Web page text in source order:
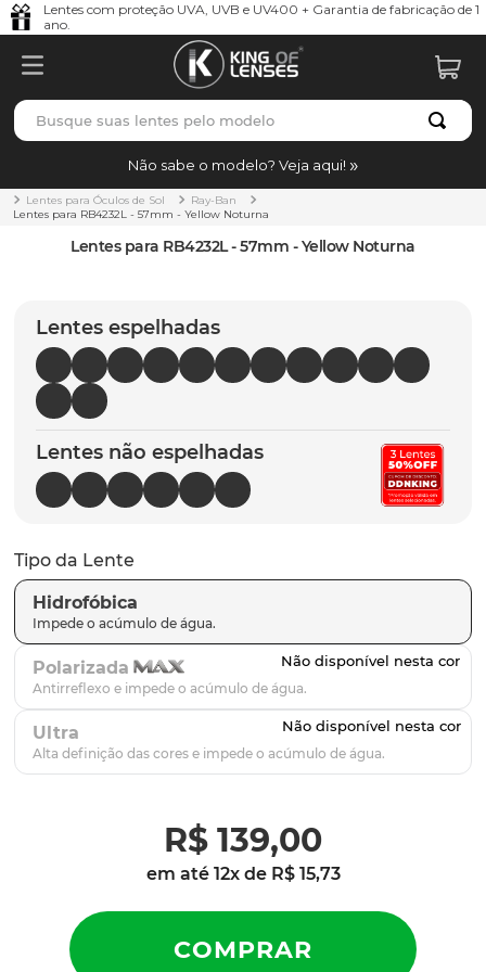
Lentes com proteção UVA, UVB e UV400 + Garantia de fabricação de 1
ano.
Busque suas lentes pelo modelo
Não sabe o modelo? Veja aqui!
Lentes para Óculos de Sol
Ray-Ban
Lentes para RB4232L - 57mm - Yellow Noturna
Lentes para RB4232L - 57mm - Yellow Noturna
Lentes espelhadas
Lentes não espelhadas
Tipo da Lente
Hidrofóbica
Polarizada
Ultra
R$ 139,00
em até 12x de R$ 15,73
TERMOS MAIS BUSCADOS
1º borrachas
holbrook
5º chaves
6º t-shock
7º latch
8º gasket
9º parafusos